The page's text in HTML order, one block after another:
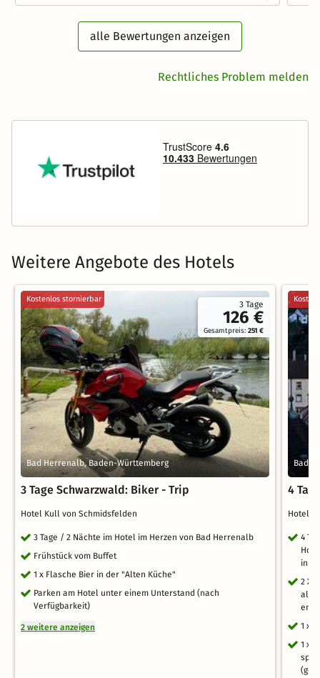
alle Bewertungen anzeigen
Rechtliches Problem melden
Weitere Angebote des Hotels
3 Tage
126 €
Gesamtpreis:251 €
Kostenlos stornierbar
Bad Herrenalb, Baden-Württemberg
3 Tage Schwarzwald: Biker - Trip
Hotel Kull von Schmidsfelden
3 Tage / 2 Nächte im Hotel im Herzen von Bad Herrenalb
Frühstück vom Buffet
1 x Flasche Bier in der "Alten Küche"
Parken am Hotel unter einem Unterstand (nach
Verfügbarkeit)
2 weitere anzeigen
Bad
4
Hotel
4
2 X
als
1 x
1 x